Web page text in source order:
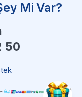
Mi Var?
50